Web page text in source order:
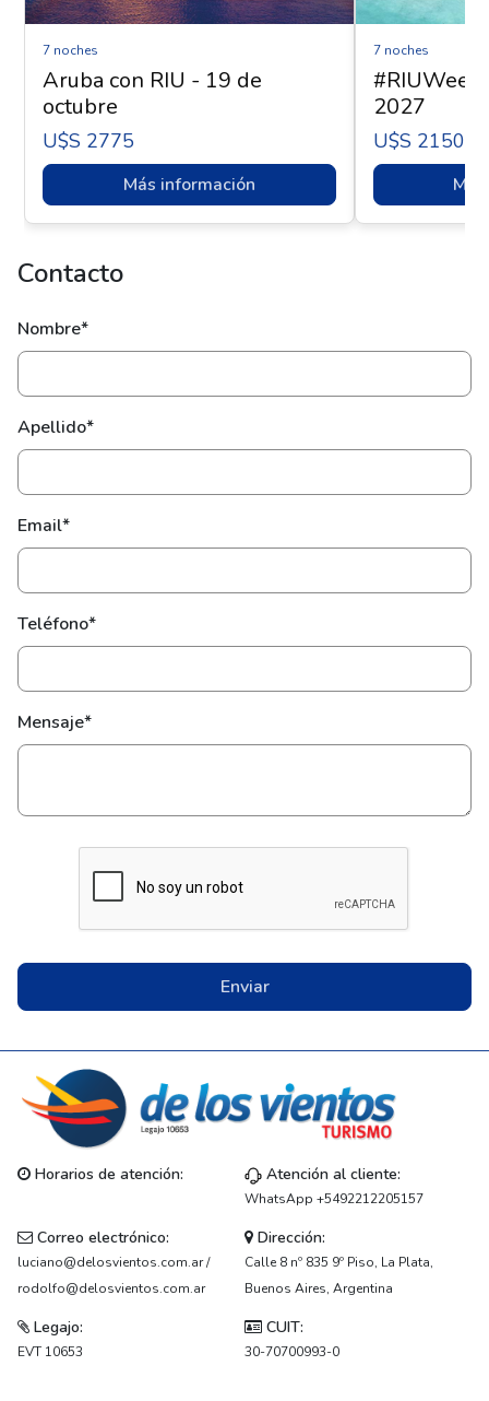
7 noches
Aruba con RIU - 19 de
octubre
U$s 2775
Más información
7 noches
#RIUWeek
2027
U$s 2150
Contacto
Nombre*
Apellido*
Email*
Teléfono*
Mensaje*
Enviar
Horarios de atención: Atención al cliente:
WhatsApp +5492212205157
Correo electrónico:
luciano@delosvientos.com.ar /
rodolfo@delosvientos.com.ar
Dirección:
Calle 8 nº 835 9º Piso, La Plata,
Buenos Aires, Argentina
Legajo:
EVT 10653
CUIT:
30-70700993-0